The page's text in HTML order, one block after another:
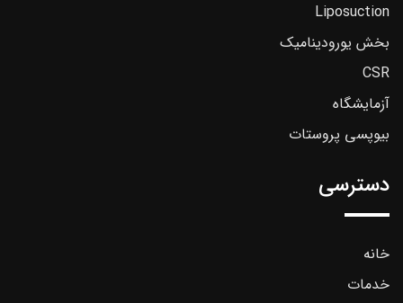
Liposuction
بخش یورودینامیک
CSR
آزمایشگاه
بیوپسی پروستات
دسترسی
خانه
خدمات